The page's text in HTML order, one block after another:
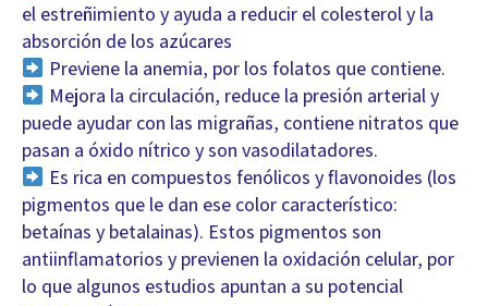
el estreñimiento y ayuda a reducir el colesterol y la
absorción de los azúcares
Previene la anemia, por los folatos que contiene.
Mejora la circulación, reduce la presión arterial y
puede ayudar con las migrañas, contiene nitratos que
pasan a óxido nítrico y son vasodilatadores.
Es rica en compuestos fenólicos y flavonoides (los
pigmentos que le dan ese color característico:
betaínas y betalainas). Estos pigmentos son
antiinflamatorios y previenen la oxidación celular, por
lo que algunos estudios apuntan a su potencial